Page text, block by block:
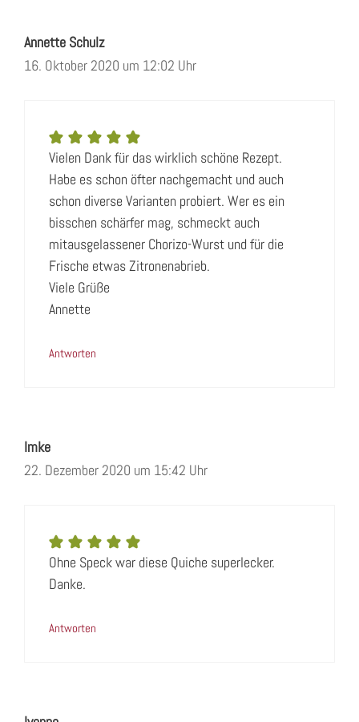
Annette Schulz
16. Oktober 2020 um 12:02 Uhr
Vielen Dank für das wirklich schöne Rezept.
Habe es schon öfter nachgemacht und auch
schon diverse Varianten probiert. Wer es ein
bisschen schärfer mag, schmeckt auch
mitausgelassener Chorizo-Wurst und für die
Frische etwas Zitronenabrieb.
Viele Grüße
Annette
Antworten
Imke
22. Dezember 2020 um 15:42 Uhr
Ohne Speck war diese Quiche superlecker.
Danke.
Antworten